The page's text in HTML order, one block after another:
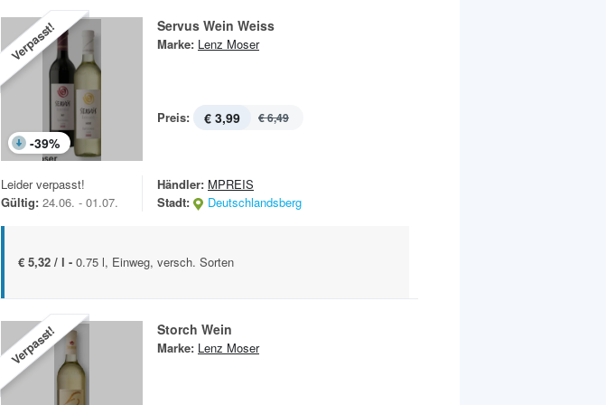
Verpasst!
-39%
Servus Wein Weiss
Marke: Lenz Moser
Preis: € 3,99 € 6,49
Leider verpasst!
Gültig: 24.06. - 01.07.
Händler: MPREIS
Stadt:
Deutschlandsberg
€ 5,32 / l - 0.75 l, Einweg, versch. Sorten
Verpasst! Storch Wein
Marke: Lenz Moser